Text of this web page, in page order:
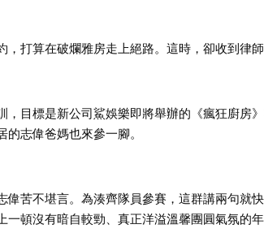
打算在破爛雅房走上絕路。這時，卻收到律
，目標是新公司鯊娛樂即將舉辦的《瘋狂廚
志偉爸媽也來參一腳。
苦不堪言。為湊齊隊員參賽，這群講兩句就
頓沒有暗自較勁、真正洋溢溫馨團圓氣氛的年